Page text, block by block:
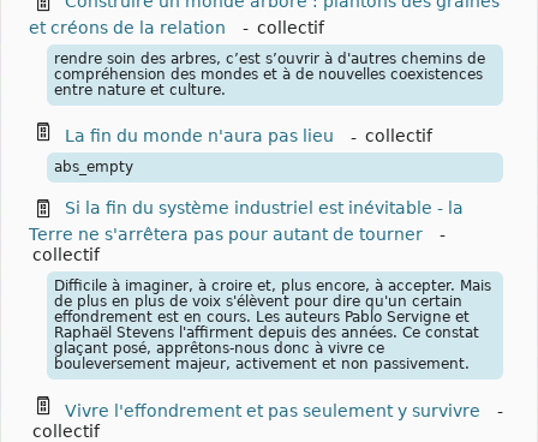
et créons de la relation
- collectif
rendre soin des arbres, c’est s’ouvrir à d'autres chemins de
compréhension des mondes et à de nouvelles coexistences
entre nature et culture.
La fin du monde n'aura pas lieu - collectif
abs_empty
Si la fin du système industriel est inévitable - la
Terre ne s'arrêtera pas pour autant de tourner
-
collectif
Difficile à imaginer, à croire et, plus encore, à accepter. Mais
de plus en plus de voix s'élèvent pour dire qu'un certain
effondrement est en cours. Les auteurs Pablo Servigne et
Raphaël Stevens l'affirment depuis des années. Ce constat
glaçant posé, apprêtons-nous donc à vivre ce
bouleversement majeur, activement et non passivement.
Vivre l'effondrement et pas seulement y survivre
-
collectif